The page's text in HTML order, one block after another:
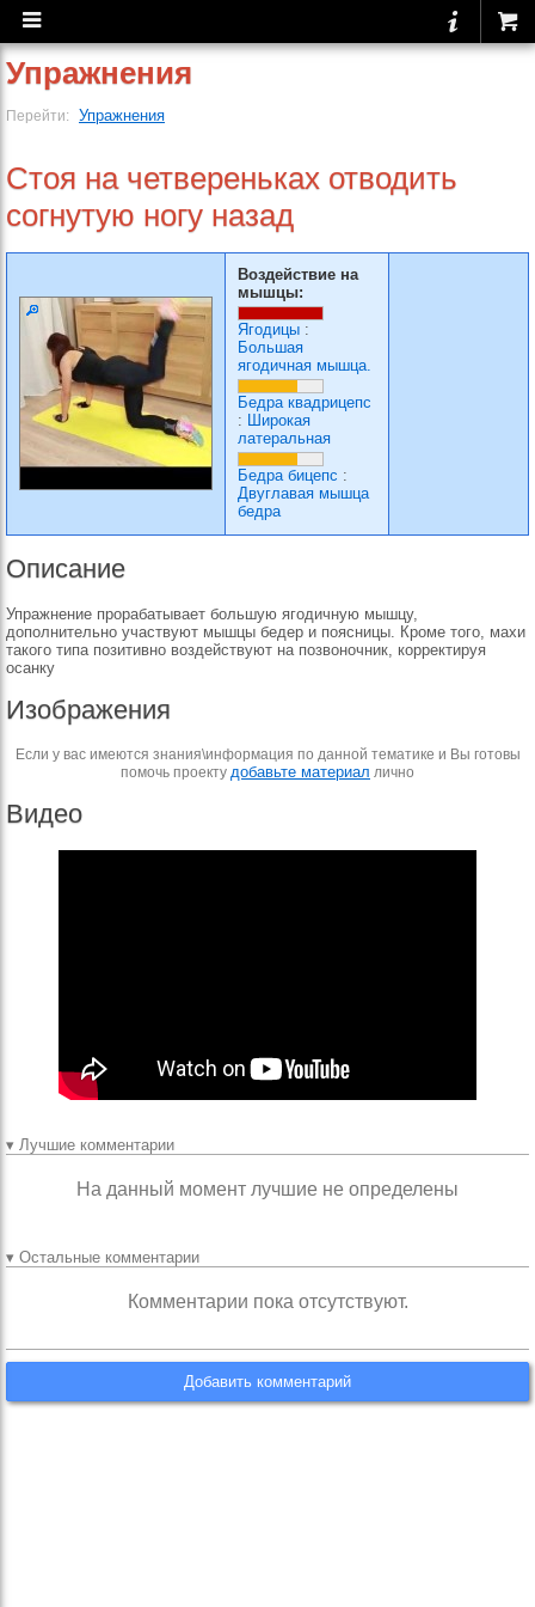
Упражнения
Перейти: Упражнения
Стоя на четвереньках отводить
согнутую ногу назад
Воздействие на
мышцы:
Ягодицы :
Большая
ягодичная мышца.
Бедра квадрицепс
: Широкая
латеральная
Бедра бицепс :
Двуглавая мышца
бедра
Описание
Упражнение прорабатывает большую ягодичную мышцу,
дополнительно участвуют мышцы бедер и поясницы. Кроме того, махи
такого типа позитивно воздействуют на позвоночник, корректируя
осанку
Изображения
Если у вас имеются знания\информация по данной тематике и Вы готовы
помочь проекту добавьте материал лично
Видео
▾ Лучшие комментарии
На данный момент лучшие не определены
▾ Остальные комментарии
Комментарии пока отсутствуют.
Добавить комментарий